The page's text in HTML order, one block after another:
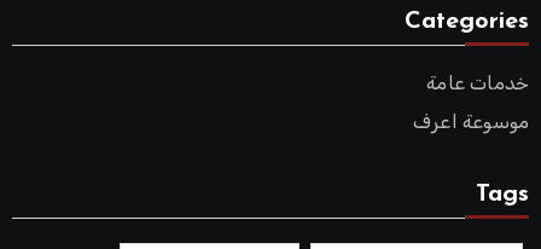
Categories
خدمات عامة
موسوعة اعرف
Tags